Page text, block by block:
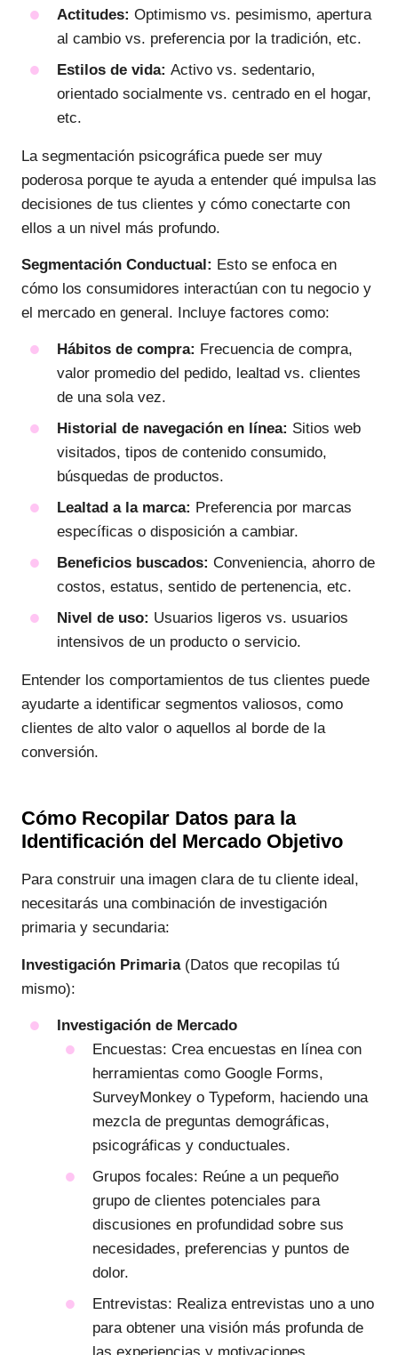
Actitudes: Optimismo vs. pesimismo, apertura
al cambio vs. preferencia por la tradición, etc.
Estilos de vida: Activo vs. sedentario,
orientado socialmente vs. centrado en el hogar,
etc.
La segmentación psicográfica puede ser muy
poderosa porque te ayuda a entender qué impulsa las
decisiones de tus clientes y cómo conectarte con
ellos a un nivel más profundo.
Segmentación Conductual: Esto se enfoca en
cómo los consumidores interactúan con tu negocio y
el mercado en general. Incluye factores como:
Hábitos de compra: Frecuencia de compra,
valor promedio del pedido, lealtad vs. clientes
de una sola vez.
Historial de navegación en línea: Sitios web
visitados, tipos de contenido consumido,
búsquedas de productos.
Lealtad a la marca: Preferencia por marcas
específicas o disposición a cambiar.
Beneficios buscados: Conveniencia, ahorro de
costos, estatus, sentido de pertenencia, etc.
Nivel de uso: Usuarios ligeros vs. usuarios
intensivos de un producto o servicio.
Entender los comportamientos de tus clientes puede
ayudarte a identificar segmentos valiosos, como
clientes de alto valor o aquellos al borde de la
conversión.
Cómo Recopilar Datos para la
Identificación del Mercado Objetivo
Para construir una imagen clara de tu cliente ideal,
necesitarás una combinación de investigación
primaria y secundaria:
Investigación Primaria(Datos que recopilas tú
mismo):
Investigación de Mercado
Encuestas: Crea encuestas en línea con
herramientas como Google Forms,
SurveyMonkey o Typeform, haciendo una
mezcla de preguntas demográficas,
psicográficas y conductuales.
Grupos focales: Reúne a un pequeño
grupo de clientes potenciales para
discusiones en profundidad sobre sus
necesidades, preferencias y puntos de
dolor.
Entrevistas: Realiza entrevistas uno a uno
para obtener una visión más profunda de